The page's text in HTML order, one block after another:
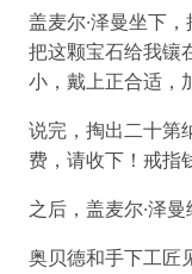
盖麦尔·泽曼坐下
把这颗宝石给我镶
小，戴上正合适，
说完，掏出二十第
费，请收下！戒指
之后，盖麦尔·泽曼
奥贝德和手下工匠